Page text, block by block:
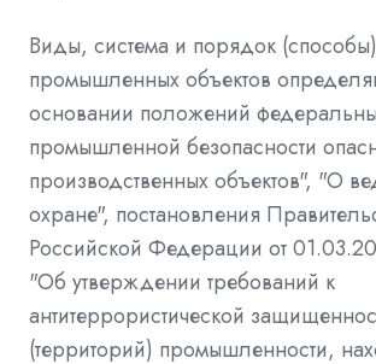
Виды, система и порядок
промышленных объектов
основании положений
промышленной безопасности
производственных объектов", "О
охране", постановления
Российской Федерации от
"Об утверждении требований к
антитеррористической
(территорий) промышленности,